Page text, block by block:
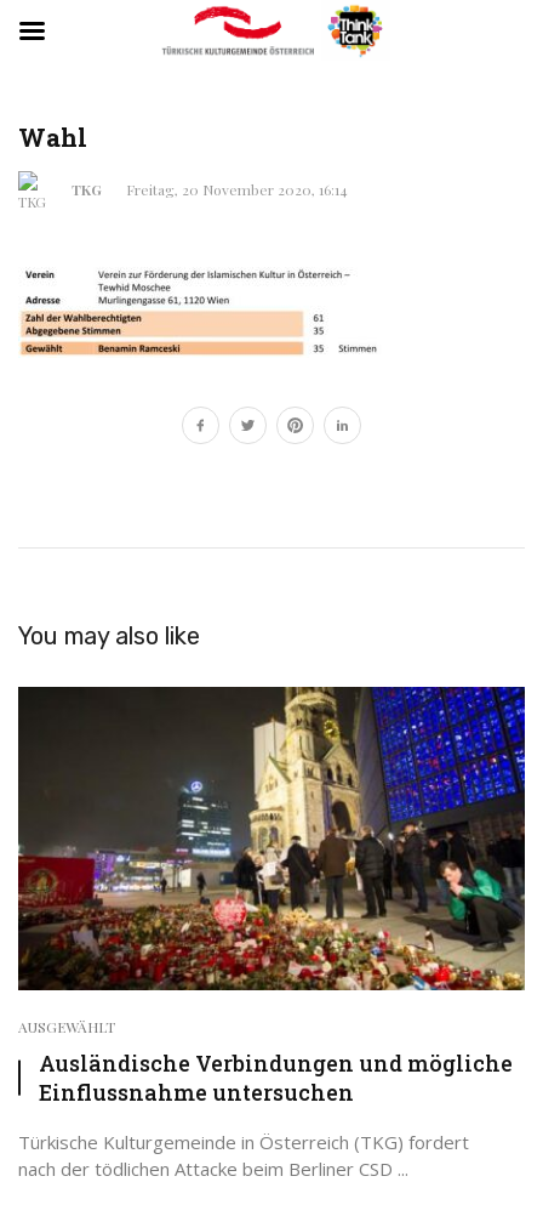
Wahl
TKG Freitag, 20 November 2020, 16:14
You may also like
AUSGEWÄHLT
Ausländische Verbindungen und mögliche
Einflussnahme untersuchen
Türkische Kulturgemeinde in Österreich (TKG) fordert
nach der tödlichen Attacke beim Berliner CSD ...